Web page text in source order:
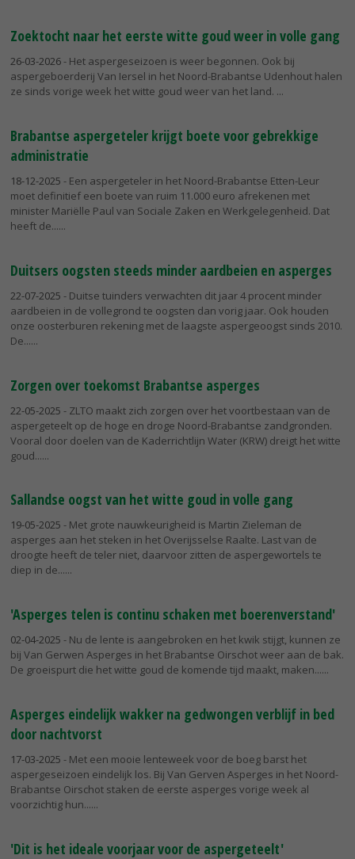
Zoektocht naar het eerste witte goud weer in volle gang
26-03-2026- Het aspergeseizoen is weer begonnen. Ook bij
aspergeboerderij Van Iersel in het Noord-Brabantse Udenhout halen
ze sinds vorige week het witte goud weer van het land.
Brabantse aspergeteler krijgt boete voor gebrekkige
administratie
18-12-2025 - Een aspergeteler in het Noord-Brabantse Etten-Leur
moet definitief een boete van ruim 11.000 euro afrekenen met
minister Mariëlle Paul van Sociale Zaken en Werkgelegenheid. Dat
heeft de...
Duitsers oogsten steeds minder aardbeien en asperges
22-07-2025 - Duitse tuinders verwachten dit jaar 4 procent minder
aardbeien in de vollegrond te oogsten dan vorig jaar. Ook houden
onze oosterburen rekening met de laagste aspergeoogst sinds 2010.
De...
Zorgen over toekomst Brabantse asperges
22-05-2025 - ZLTO maakt zich zorgen over het voortbestaan van de
aspergeteelt op de hoge en droge Noord-Brabantse zandgronden.
Vooral door doelen van de Kaderrichtlijn Water (KRW) dreigt het witte
goud...
Sallandse oogst van het witte goud in volle gang
19-05-2025 - Met grote nauwkeurigheid is Martin Zieleman de
asperges aan het steken in het Overijsselse Raalte. Last van de
droogte heeft de teler niet, daarvoor zitten de aspergewortels te
diep in de...
'Asperges telen is continu schaken met boerenverstand'
02-04-2025 - Nu de lente is aangebroken en het kwik stijgt, kunnen ze
bij Van Gerwen Asperges in het Brabantse Oirschot weer aan de bak.
De groeispurt die het witte goud de komende tijd maakt, maken...
Asperges eindelijk wakker na gedwongen verblijf in bed
door nachtvorst
17-03-2025 - Met een mooie lenteweek voor de boeg barst het
aspergeseizoen eindelijk los. Bij Van Gerven Asperges in het Noord-
Brabantse Oirschot staken de eerste asperges vorige week al
voorzichtig hun...
'Dit is het ideale voorjaar voor de aspergeteelt'